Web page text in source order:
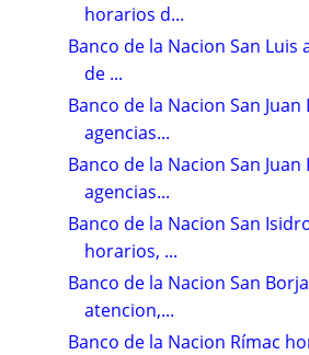
horarios d...
Banco de la Nacion San Luis
de ...
Banco de la Nacion San
agencias...
Banco de la Nacion San
agencias...
Banco de la Nacion San
horarios, ...
Banco de la Nacion San
atencion,...
Banco de la Nacion Rímac